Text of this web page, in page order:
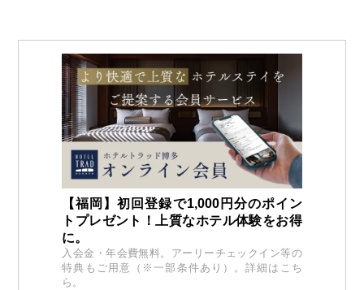
【福岡】初回登録で1,000円分のポイン
トプレゼント！上質なホテル体験をお得
に。
入会金・年会費無料。アーリーチェックイン等の
特典もご用意（※一部条件あり）。詳細はこち
ら。